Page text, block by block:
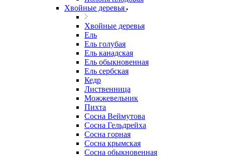
Хвойные деревья
Хвойные деревья
Ель
Ель голубая
Ель канадская
Ель обыкновенная
Ель сербская
Кедр
Лиственница
Можжевельник
Пихта
Сосна Веймутова
Сосна Гельдрейха
Сосна горная
Сосна крымская
Сосна обыкновенная